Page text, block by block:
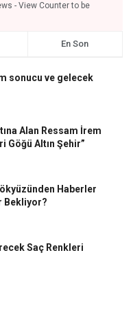
- View Counter to be
En Son
sonucu ve gelecek
Alan Ressam İrem
Göğü Altın Şehir”
Haberler
Bekliyor?
Saç Renkleri